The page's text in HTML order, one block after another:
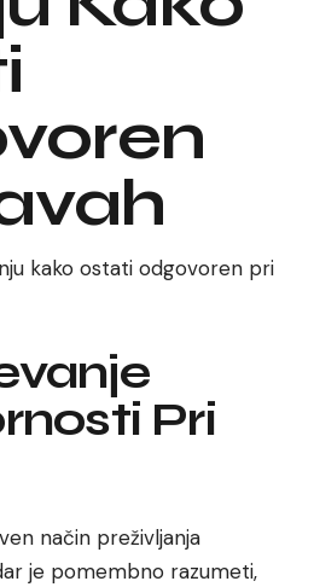
kako ostati odgovoren pri
Pri
način preživljanja
je pomembno razumeti,